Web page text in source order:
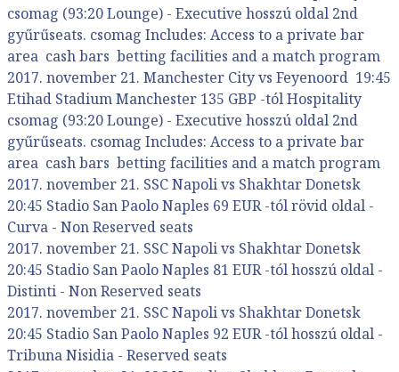
csomag (93:20 Lounge) - Executive hosszú oldal 2nd
gyűrűseats. csomag Includes: Access to a private bar
area cash bars betting facilities and a match program
2017. november 21. Manchester City vs Feyenoord 19:45
Etihad Stadium Manchester 135 GBP -tól Hospitality
csomag (93:20 Lounge) - Executive hosszú oldal 2nd
gyűrűseats. csomag Includes: Access to a private bar
area cash bars betting facilities and a match program
2017. november 21. SSC Napoli vs Shakhtar Donetsk
20:45 Stadio San Paolo Naples 69 EUR -tól rövid oldal -
Curva - Non Reserved seats
2017. november 21. SSC Napoli vs Shakhtar Donetsk
20:45 Stadio San Paolo Naples 81 EUR -tól hosszú oldal -
Distinti - Non Reserved seats
2017. november 21. SSC Napoli vs Shakhtar Donetsk
20:45 Stadio San Paolo Naples 92 EUR -tól hosszú oldal -
Tribuna Nisidia - Reserved seats